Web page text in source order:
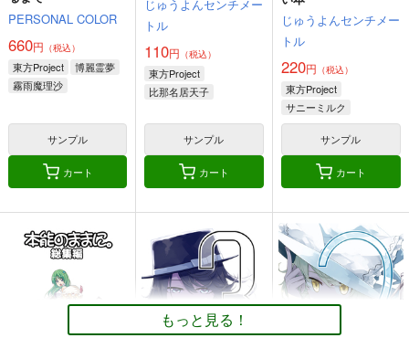
PERSONAL COLOR
660円 （税込）
東方Project
博麗霊夢
霧雨魔理沙
サンプル
カート
じゅうよんセンチメー
トル
110円 （税込）
東方Project
比那名居天子
サンプル
カート
じゅうよんセンチメー
トル
220円 （税込）
東方Project
サニーミルク
サンプル
カート
もっと見る！